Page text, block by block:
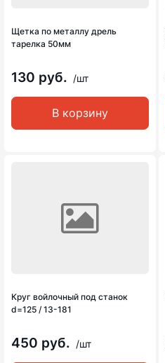
Щетка по металлу дрель
тарелка 50мм
130 руб. /шт
В корзину
Круг войлочный под станок
d=125 / 13-181
450 руб. /шт